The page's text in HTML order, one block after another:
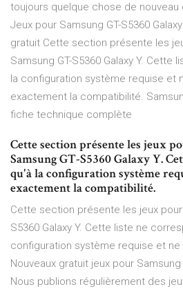
toujours quelque chose de nouveau
Jeux pour Samsung GT-S5360
gratuit Cette section présente les
Samsung GT-S5360 Galaxy Y. Cette
la configuration système requise et
exactement la compatibilité.
fiche technique complète
Cette section présente les jeux
Samsung GT-S5360 Galaxy Y.
qu'à la configuration système
exactement la compatibilité.
Cette section présente les jeux pour
S5360 Galaxy Y. Cette liste ne
configuration système requise et ne
Nouveaux gratuit jeux pour Samsung
Nous publions régulièrement des